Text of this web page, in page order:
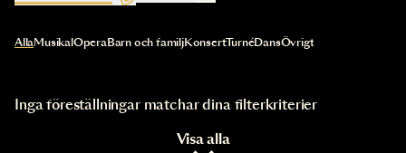
Val av kategori uppdaterar innehållet automatiskt
AllaMusikal OperaBarn och familjKonsertTurnéDansÖvrigt
Inga föreställningar matchar dina filterkriterier
Visa alla